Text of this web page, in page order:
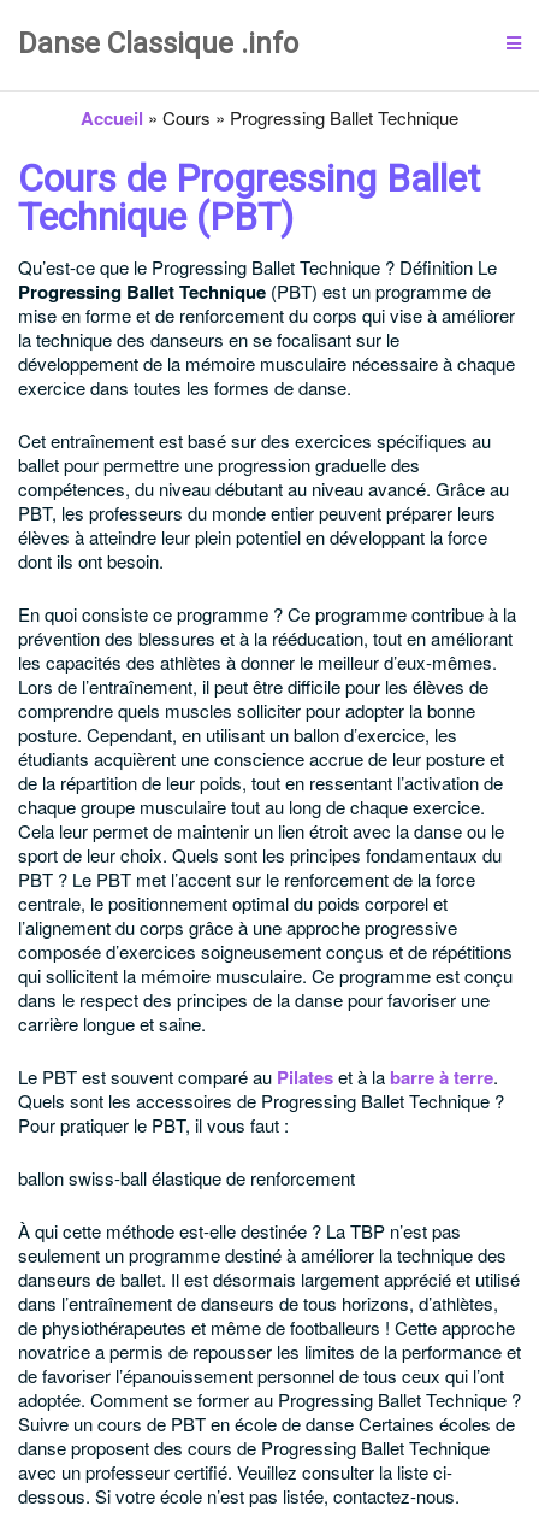
Danse Classique .info
Accueil » Cours » Progressing Ballet Technique
Cours de Progressing Ballet
Technique (PBT)
Qu’est-ce que le Progressing Ballet Technique ? Définition Le
Progressing Ballet Technique (PBT) est un programme de
mise en forme et de renforcement du corps qui vise à améliorer
la technique des danseurs en se focalisant sur le
développement de la mémoire musculaire nécessaire à chaque
exercice dans toutes les formes de danse.
Cet entraînement est basé sur des exercices spécifiques au
ballet pour permettre une progression graduelle des
compétences, du niveau débutant au niveau avancé. Grâce au
PBT, les professeurs du monde entier peuvent préparer leurs
élèves à atteindre leur plein potentiel en développant la force
dont ils ont besoin.
En quoi consiste ce programme ?Ce programme contribue à la
prévention des blessures et à la rééducation, tout en améliorant
les capacités des athlètes à donner le meilleur d’eux-mêmes.
Lors de l’entraînement, il peut être difficile pour les élèves de
comprendre quels muscles solliciter pour adopter la bonne
posture. Cependant, en utilisant un ballon d’exercice, les
étudiants acquièrent une conscience accrue de leur posture et
de la répartition de leur poids, tout en ressentant l’activation de
chaque groupe musculaire tout au long de chaque exercice.
Cela leur permet de maintenir un lien étroit avec la danse ou le
sport de leur choix. Quels sont les principes fondamentaux du
PBT ? Le PBT met l’accent sur le renforcement de la force
centrale, le positionnement optimal du poids corporel et
l’alignement du corps grâce à une approche progressive
composée d’exercices soigneusement conçus et de répétitions
qui sollicitent la mémoire musculaire. Ce programme est conçu
dans le respect des principes de la danse pour favoriser une
carrière longue et saine.
Le PBT est souvent comparé au Pilateset à la barre à terre.
Quels sont les accessoires de Progressing Ballet Technique ?
Pour pratiquer le PBT, il vous faut :
ballonswiss-ballélastique de renforcement
À qui cette méthode est-elle destinée ? La TBP n’est pas
seulement un programme destiné à améliorer la technique des
danseurs de ballet. Il est désormais largement apprécié et utilisé
dans l’entraînement de danseurs de tous horizons, d’athlètes,
de physiothérapeutes et même de footballeurs ! Cette approche
novatrice a permis de repousser les limites de la performance et
de favoriser l’épanouissement personnel de tous ceux qui l’ont
adoptée. Comment se former au Progressing Ballet Technique ?
Suivre un cours de PBT en école de danseCertaines écoles de
danse proposent des cours de Progressing Ballet Technique
avec un professeur certifié. Veuillez consulter la liste ci-
dessous. Si votre école n’est pas listée, contactez-nous.